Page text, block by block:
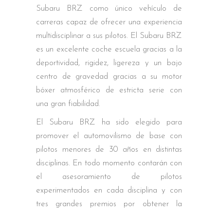
Subaru BRZ como único vehículo de
carreras capaz de ofrecer una experiencia
multidisciplinar a sus pilotos. El Subaru BRZ
es un excelente coche escuela gracias a la
deportividad, rigidez, ligereza y un bajo
centro de gravedad gracias a su motor
bóxer atmosférico de estricta serie con
una gran fiabilidad.
El Subaru BRZ ha sido elegido para
promover el automovilismo de base con
pilotos menores de 30 años en distintas
disciplinas. En todo momento contarán con
el asesoramiento de pilotos
experimentados en cada disciplina y con
tres grandes premios por obtener la